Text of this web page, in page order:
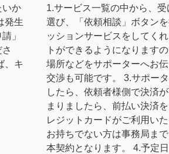
いか
発生
」
、キ
1.サービス一覧の中から、
選び、「依頼相談」ボタン
ッションサービスをしてく
トができるようになります
場所などをサポーターへお
交渉も可能です。 3.サポー
したら、依頼者様側で決済
まりましたら、前払い決済
レジットカードがご利用い
お持ちでない方は事務局ま
本契約となります。 4.予定